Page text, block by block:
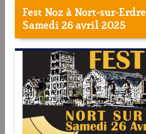
Fest Noz àNort-sur-Erdre
Samedi 26 avril 2025